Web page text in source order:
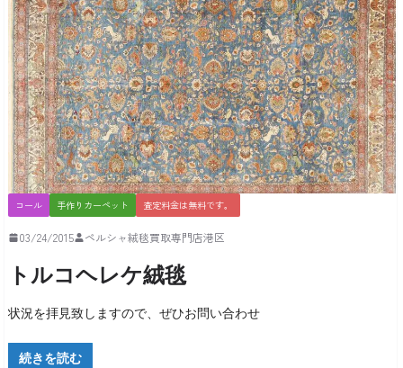
コール 手作りカーペット 査定料金は無料です。
03/24/2015 ペルシャ絨毯買取専門店港区
トルコヘレケ絨毯
状況を拝見致しますので、ぜひお問い合わせ
続きを読む